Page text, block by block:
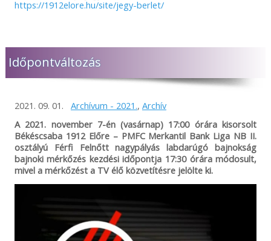
https://1912elore.hu/site/jegy-berlet/
Időpontváltozás
2021. 09. 01. Archívum - 2021., Archív
A 2021. november 7-én (vasárnap) 17:00 órára kisorsolt
Békéscsaba 1912 Előre – PMFC Merkantil Bank Liga NB II.
osztályú Férfi Felnőtt nagypályás labdarúgó bajnokság
bajnoki mérkőzés kezdési időpontja 17:30 órára módosult,
mivel a mérkőzést a TV élő közvetítésre jelölte ki.